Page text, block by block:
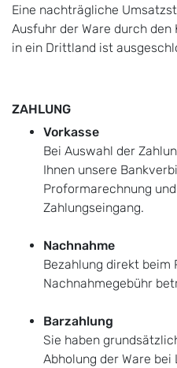
Eine nachträgliche
Ausfuhr der Ware durch den
in ein Drittland ist
ZAHLUNG
Vorkasse
Bei Auswahl der
Ihnen unsere
Proformarechnung
Zahlungseingang.
Nachnahme
Bezahlung direkt beim
Nachnahmegebühr
Barzahlung
Sie haben
Abholung der Ware bei